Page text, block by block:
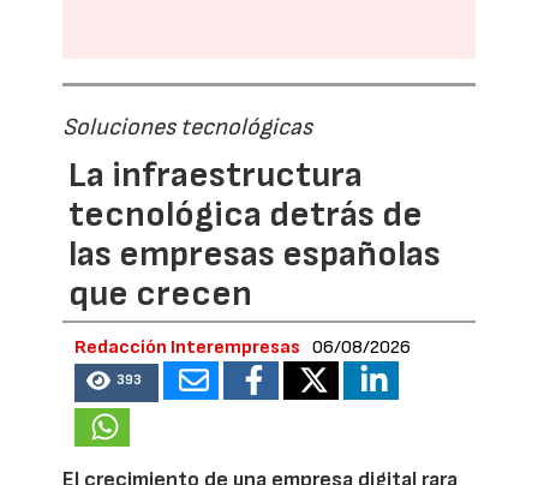
Soluciones tecnológicas
La infraestructura
tecnológica detrás de
las empresas españolas
que crecen
Redacción Interempresas 06/08/2026
393
El crecimiento de una empresa digital rara